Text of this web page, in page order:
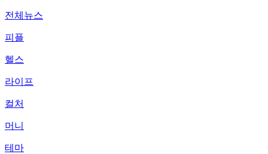
전체뉴스
피플
헬스
라이프
컬처
머니
테마